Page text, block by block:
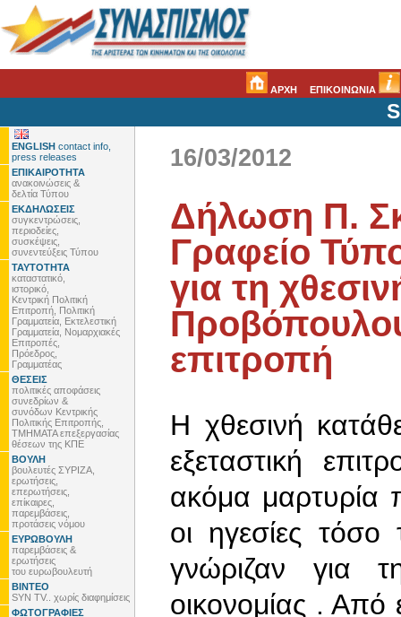
ΑΡΧΗ ΕΠΙΚΟΙΝΩΝΙΑ
ENGLISH contact info,
press releases
ΕΠΙΚΑΙΡΟΤΗΤΑ
ανακοινώσεις &
δελτία Τύπου
ΕΚΔΗΛΩΣΕΙΣ
συγκεντρώσεις,
περιοδείες,
συσκέψεις,
συνεντεύξεις Τύπου
ΤΑΥΤΟΤΗΤΑ
καταστατικό,
ιστορικό,
Κεντρική Πολιτική
Επιτροπή, Πολιτική
Γραμματεία, Εκτελεστική
Γραμματεία, Νομαρχιακές
Επιτροπές,
Πρόεδρος,
Γραμματέας
ΘΕΣΕΙΣ
πολιτικές αποφάσεις
συνεδρίων &
συνόδων Κεντρικής
Πολιτικής Επιτροπής,
ΤΜΗΜΑΤΑ επεξεργασίας
θέσεων της ΚΠΕ
ΒΟΥΛΗ
βουλευτές ΣΥΡΙΖΑ,
ερωτήσεις,
επερωτήσεις,
επίκαιρες,
παρεμβάσεις,
προτάσεις νόμου
ΕΥΡΩΒΟΥΛΗ
παρεμβάσεις &
ερωτήσεις
του ευρωβουλευτή
ΒΙΝΤΕΟ
SYN TV.. χωρίς διαφημίσεις
ΦΩΤΟΓΡΑΦΙΕΣ
16/03/2012
Δήλωση Π.
Γραφείο
για τη
επιτροπή
Η χθεσινή
εξεταστική
ακόμα μαρτυρία
οι ηγεσίες
γνώριζαν για
οικονομίας . Από